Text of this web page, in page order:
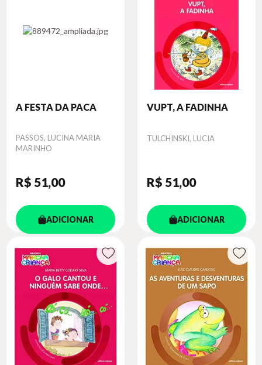
A FESTA DA PACA
Autor
PASSOS, LUCINA MARIA
MARINHO
R$ 51,00
ADICIONAR
VUPT, A FADINHA
Autor
TULCHINSKI, LUCIA
R$ 51,00
ADICIONAR